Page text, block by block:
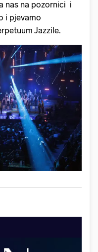
nas na pozornici i
i pjevamo
Jazzile.